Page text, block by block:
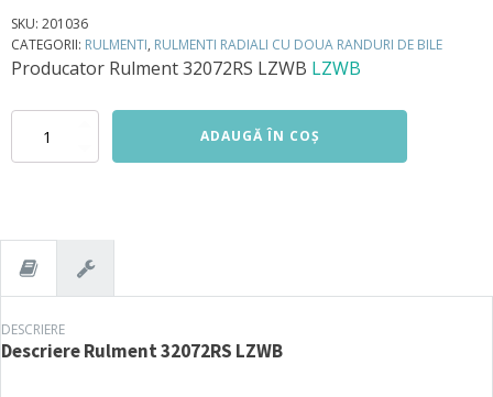
SKU: 201036
CATEGORII: RULMENTI, RULMENTI RADIALI CU DOUA RANDURI DE BILE
Producator Rulment 32072RS LZWB LZWB
Cantitate
ADAUGĂ ÎN COȘ
DESCRIERE
DescriereRulment 32072RS LZWB